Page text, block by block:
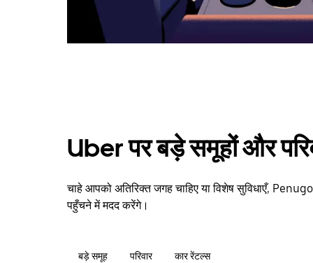
Uber पर बड़े समूहों और
चाहे आपको अतिरिक्त जगह चाहिए या विशेष सुविधाएँ,
पहुँचने में मदद करेंगे।
बड़े समूह परिवार कार रेंटल्स